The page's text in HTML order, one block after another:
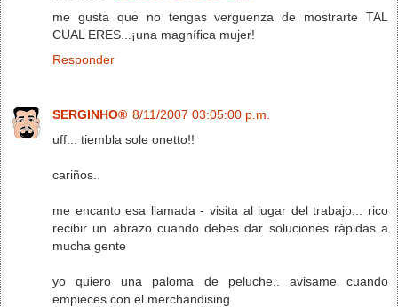
me gusta que no tengas verguenza de mostrarte TAL
CUAL ERES...¡una magnífica mujer!
Responder
SERGINHO® 8/11/2007 03:05:00 p.m.
uff... tiembla sole onetto!!
cariños..
me encanto esa llamada - visita al lugar del trabajo... rico
recibir un abrazo cuando debes dar soluciones rápidas a
mucha gente
yo quiero una paloma de peluche.. avisame cuando
empieces con el merchandising